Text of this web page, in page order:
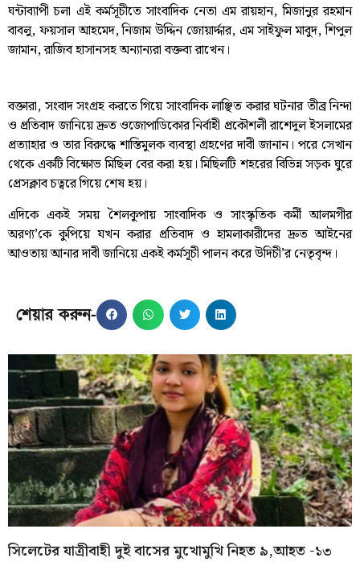
ঘন্টাব্যাপী চলা এই কর্মসূচীতে সাংবাদিক নেতা এম রায়হান, মিজানুর রহমান
বাবলু, ফয়সাল আহমেদ, নিজাম উদ্দিন জোয়ার্দ্দার, এম সাইফুল মাবুদ, শিপুল
জামান, রাজিব হাসানসহ অন্যান্যরা বক্তব্য রাখেন।
বক্তারা, সংবাদ সংগ্রহ করতে গিয়ে সাংবাদিক লাঞ্ছিত করার ঘটনার তীব্র নিন্দা
ও প্রতিবাদ জানিয়ে দ্রুত ওজোপাডিকোর নির্বাহী প্রকৌশলী রাশেদুল ইসলামের
প্রত্যাহার ও তার বিরুদ্ধে শাস্তিমুলক ব্যবস্থা গ্রহণের দাবী জানান। পরে সেখান
থেকে একটি বিক্ষোভ মিছিল বের করা হয়। মিছিলটি শহরের বিভিন্ন সড়ক ঘুরে
প্রেসক্লাব চত্বরে গিয়ে শেষ হয়।
এদিকে একই সময় শৈলকুপায় সাংবাদিক ও সাংস্কৃতিক কর্মী আলমগীর
অরণ্য’কে কুপিয়ে যখন করার প্রতিবাদ ও হামলাকারীদের দ্রুত আইনের
আওতায় আনার দাবী জানিয়ে একই কর্মসূচী পালন করে উদিচী’র নেতৃবৃন্দ।
শেয়ার করুন-
সিলেটের যাত্রীবাহী দুই বাসের মুখোমুখি নিহত ৯,আহত -১৩